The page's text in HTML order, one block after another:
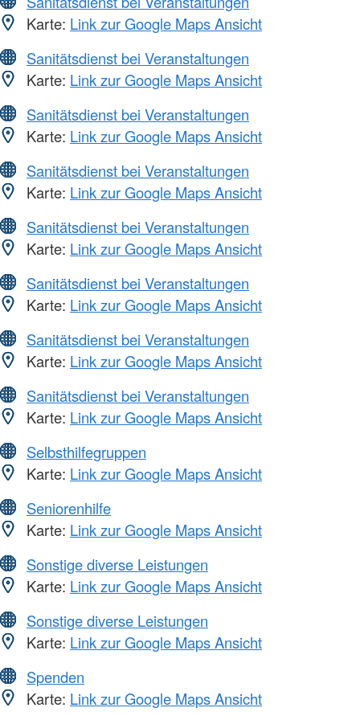
Karte: Link zur Google Maps Ansicht
Sanitätsdienst bei Veranstaltungen
Karte: Link zur Google Maps Ansicht
Sanitätsdienst bei Veranstaltungen
Karte: Link zur Google Maps Ansicht
Sanitätsdienst bei Veranstaltungen
Karte: Link zur Google Maps Ansicht
Sanitätsdienst bei Veranstaltungen
Karte: Link zur Google Maps Ansicht
Sanitätsdienst bei Veranstaltungen
Karte: Link zur Google Maps Ansicht
Sanitätsdienst bei Veranstaltungen
Karte: Link zur Google Maps Ansicht
Sanitätsdienst bei Veranstaltungen
Karte: Link zur Google Maps Ansicht
Selbsthilfegruppen
Karte: Link zur Google Maps Ansicht
Seniorenhilfe
Karte: Link zur Google Maps Ansicht
Sonstige diverse Leistungen
Karte: Link zur Google Maps Ansicht
Sonstige diverse Leistungen
Karte: Link zur Google Maps Ansicht
Spenden
Karte: Link zur Google Maps Ansicht